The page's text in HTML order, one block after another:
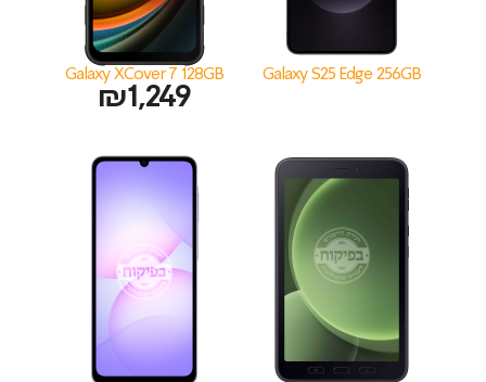
Galaxy S25 Edge 256GB
Galaxy XCover 7 128GB
₪1,249